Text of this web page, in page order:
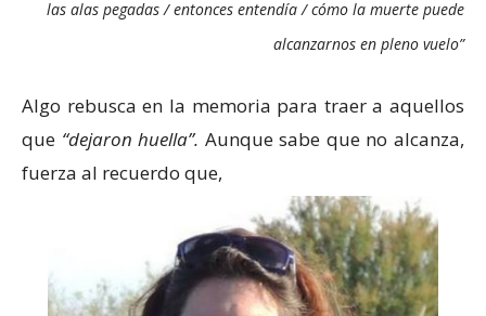
las alas pegadas / entonces entendía / cómo la muerte puede
alcanzarnos en pleno vuelo”
Algo rebusca en la memoria para traer a aquellos
que “dejaron huella”. Aunque sabe que no alcanza,
fuerza al recuerdo que,